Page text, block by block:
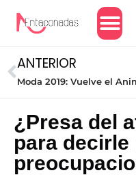
ANTERIOR
¿Presa del
para decirle